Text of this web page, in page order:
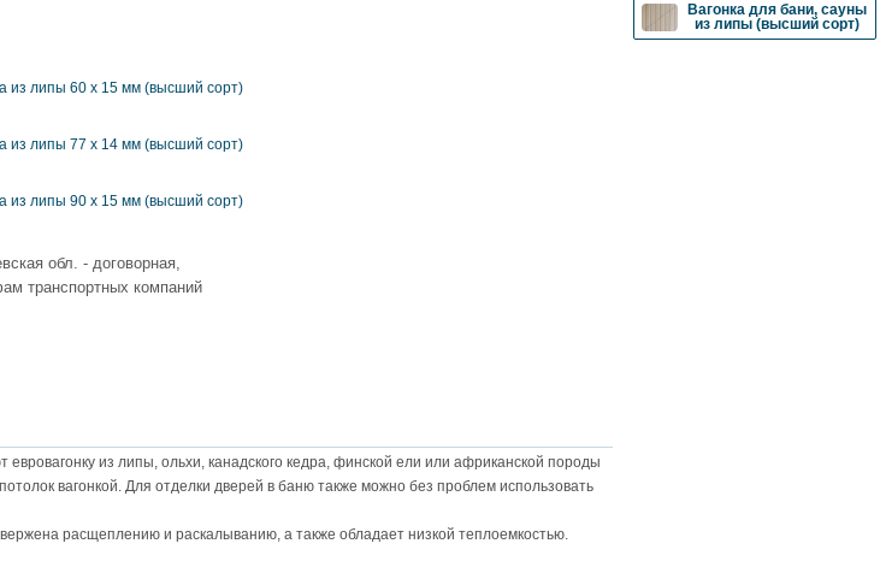
из липы 60 х 15 мм (высший сорт)
из липы 77 х 14 мм (высший сорт)
из липы 90 х 15 мм (высший сорт)
обл. - договорная,
транспортных компаний
из липы, ольхи, канадского кедра, финской ели или африканской породы
вагонкой. Для отделки дверей в баню также можно без проблем использовать
расщеплению и раскалыванию, а также обладает низкой теплоемкостью.
Вагонка для бани, сауны
из липы (высший сорт)